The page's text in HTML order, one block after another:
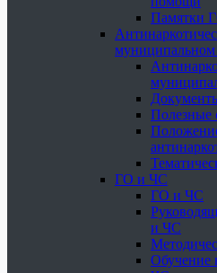
Памятки
муниципальном
Полезные
ГО и ЧС
ГО и ЧС
и ЧС
Обучение